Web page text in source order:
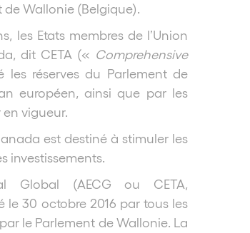
Wallonie (Belgique).
les Etats membres de l’Union
dit CETA (« Comprehensive
réserves du Parlement de
européen, ainsi que par les
vigueur.
est destiné à stimuler les
investissements.
Global (AECG ou CETA,
le 30 octobre 2016 par tous les
le Parlement de Wallonie. La